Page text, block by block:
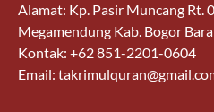
Alamat: Kp. Pasir Muncang Rt.
Megamendung Kab. Bogor
Kontak: +62 851-2201-0604
Email: